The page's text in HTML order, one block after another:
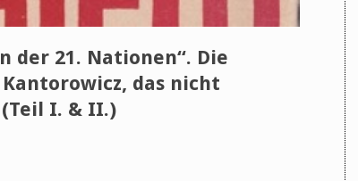
der 21. Nationen“. Die
das nicht
I. & II.)